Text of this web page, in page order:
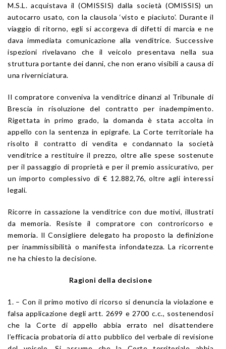
M.S.L. acquistava il (OMISSIS) dalla società (OMISSIS) un
autocarro usato, con la clausola ‘visto e piaciuto’. Durante il
viaggio di ritorno, egli si accorgeva di difetti di marcia e ne
dava immediata comunicazione alla venditrice. Successive
ispezioni rivelavano che il veicolo presentava nella sua
struttura portante dei danni, che non erano visibili a causa di
una riverniciatura.
Il compratore conveniva la venditrice dinanzi al Tribunale di
Brescia in risoluzione del contratto per inadempimento.
Rigettata in primo grado, la domanda è stata accolta in
appello con la sentenza in epigrafe. La Corte territoriale ha
risolto il contratto di vendita e condannato la società
venditrice a restituire il prezzo, oltre alle spese sostenute
per il passaggio di proprietà e per il premio assicurativo, per
un importo complessivo di € 12.882,76, oltre agli interessi
legali.
Ricorre in cassazione la venditrice con due motivi, illustrati
da memoria. Resiste il compratore con controricorso e
memoria. Il Consigliere delegato ha proposto la definizione
per inammissibilità o manifesta infondatezza. La ricorrente
ne ha chiesto la decisione.
Ragioni della decisione
1. – Con il primo motivo di ricorso si denuncia la violazione e
falsa applicazione degli artt. 2699 e 2700 c.c., sostenendosi
che la Corte di appello abbia errato nel disattendere
l’efficacia probatoria di atto pubblico del verbale di revisione